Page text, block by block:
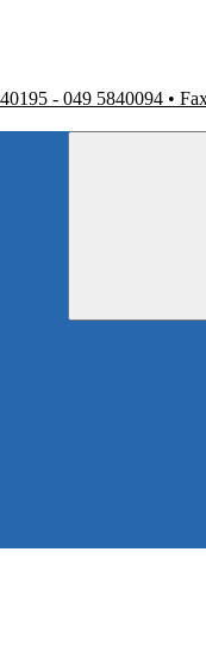
- 049 5840094 •